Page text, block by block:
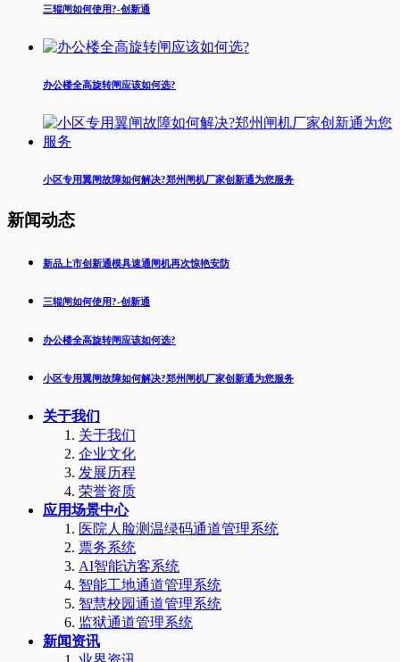
三辊闸如何使用?-创新通
办公楼全高旋转闸应该如何选?
小区专用翼闸故障如何解决?郑州闸机厂家创新通为您服务
新闻动态
新品上市创新通模具速通闸机再次惊艳安防
三辊闸如何使用?-创新通
办公楼全高旋转闸应该如何选?
小区专用翼闸故障如何解决?郑州闸机厂家创新通为您服务
关于我们
关于我们
企业文化
发展历程
荣誉资质
应用场景中心
医院人脸测温绿码通道管理系统
票务系统
AI智能访客系统
智能工地通道管理系统
智慧校园通道管理系统
监狱通道管理系统
新闻资讯